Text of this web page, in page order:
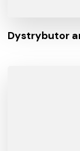
Dystrybutor